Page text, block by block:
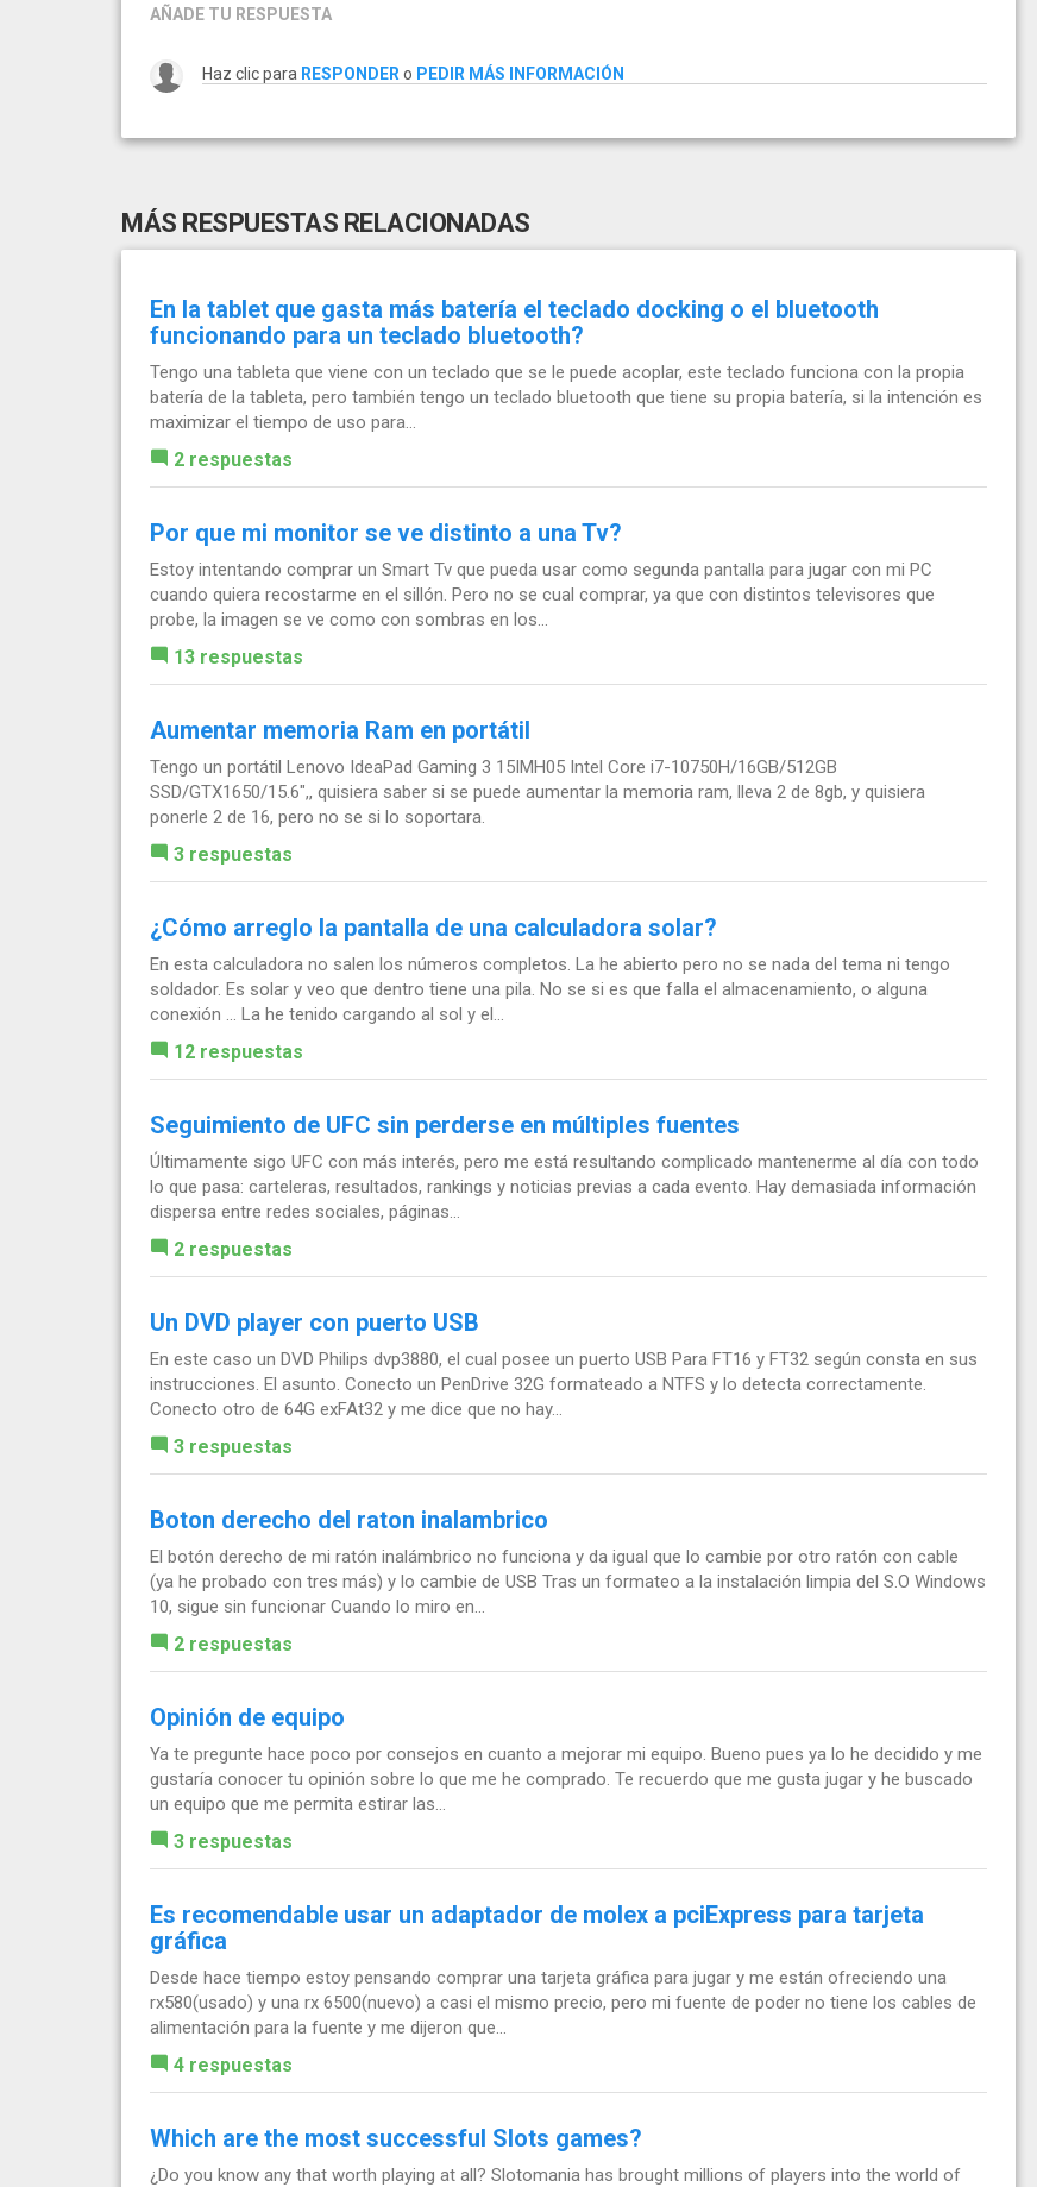
AÑADE TU RESPUESTA
Haz clic para RESPONDERo PEDIR MÁS INFORMACIÓN
MÁS RESPUESTAS RELACIONADAS
En la tablet que gasta más batería el teclado docking o el bluetooth
funcionando para un teclado bluetooth?
Tengo una tableta que viene con un teclado que se le puede acoplar, este teclado funciona con la propia
batería de la tableta, pero también tengo un teclado bluetooth que tiene su propia batería, si la intención es
maximizar el tiempo de uso para...
2 respuestas
Por que mi monitor se ve distinto a una Tv?
Estoy intentando comprar un Smart Tv que pueda usar como segunda pantalla para jugar con mi PC
cuando quiera recostarme en el sillón. Pero no se cual comprar, ya que con distintos televisores que
probe, la imagen se ve como con sombras en los...
13 respuestas
Aumentar memoria Ram en portátil
Tengo un portátil Lenovo IdeaPad Gaming 3 15IMH05 Intel Core i7-10750H/16GB/512GB
SSD/GTX1650/15.6",, quisiera saber si se puede aumentar la memoria ram, lleva 2 de 8gb, y quisiera
ponerle 2 de 16, pero no se si lo soportara.
3 respuestas
¿Cómo arreglo la pantalla de una calculadora solar?
En esta calculadora no salen los números completos. La he abierto pero no se nada del tema ni tengo
soldador. Es solar y veo que dentro tiene una pila. No se si es que falla el almacenamiento, o alguna
conexión ... La he tenido cargando al sol y el...
12 respuestas
Seguimiento de UFC sin perderse en múltiples fuentes
Últimamente sigo UFC con más interés, pero me está resultando complicado mantenerme al día con todo
lo que pasa: carteleras, resultados, rankings y noticias previas a cada evento. Hay demasiada información
dispersa entre redes sociales, páginas...
2 respuestas
Un DVD player con puerto USB
En este caso un DVD Philips dvp3880, el cual posee un puerto USB Para FT16 y FT32 según consta en sus
instrucciones. El asunto. Conecto un PenDrive 32G formateado a NTFS y lo detecta correctamente.
Conecto otro de 64G exFAt32 y me dice que no hay...
3 respuestas
Boton derecho del raton inalambrico
El botón derecho de mi ratón inalámbrico no funciona y da igual que lo cambie por otro ratón con cable
(ya he probado con tres más) y lo cambie de USB Tras un formateo a la instalación limpia del S.O Windows
10, sigue sin funcionar Cuando lo miro en...
2 respuestas
Opinión de equipo
Ya te pregunte hace poco por consejos en cuanto a mejorar mi equipo. Bueno pues ya lo he decidido y me
gustaría conocer tu opinión sobre lo que me he comprado. Te recuerdo que me gusta jugar y he buscado
un equipo que me permita estirar las...
3 respuestas
Es recomendable usar un adaptador de molex a pciExpress para tarjeta
gráfica
Desde hace tiempo estoy pensando comprar una tarjeta gráfica para jugar y me están ofreciendo una
rx580(usado) y una rx 6500(nuevo) a casi el mismo precio, pero mi fuente de poder no tiene los cables de
alimentación para la fuente y me dijeron que...
4 respuestas
Which are the most successful Slots games?
¿Do you know any that worth playing at all? Slotomania has brought millions of players into the world of